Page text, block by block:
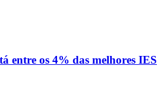
entre os 4% das melhores IES